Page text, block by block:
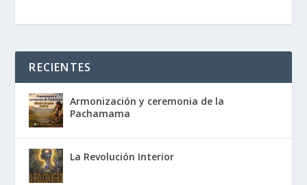
RECIENTES
Armonización y ceremonia de la
Pachamama
La Revolución Interior